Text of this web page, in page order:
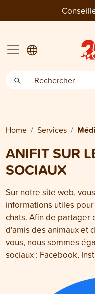
Home Services
ANIFIT SUR
SOCIAUX
Sur notre site web,
informations utiles
chats. Afin de partager
d'amis des animaux et
vous, nous sommes
sociaux : Facebook,